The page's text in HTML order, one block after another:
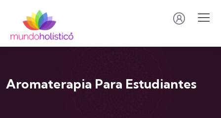
Aromaterapia Para Estudiantes